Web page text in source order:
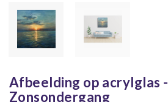
Afbeelding op acrylglas -
Zonsondergang